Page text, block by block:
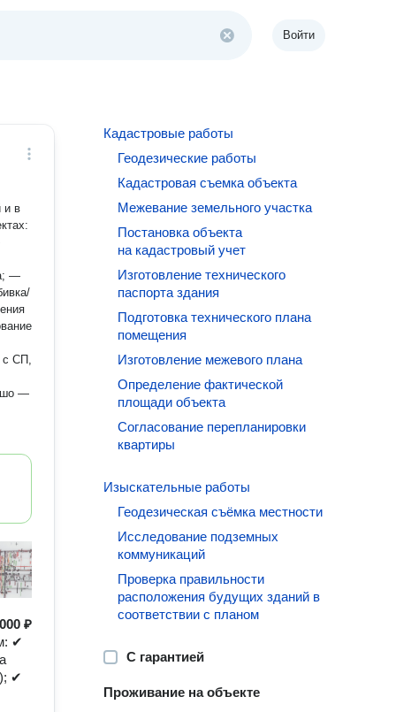
Войти
и в
—
—
₽
✔
✔
Кадастровые работы
Геодезические работы
Кадастровая съемка объекта
Межевание земельного участка
Постановка объекта
на кадастровый учет
Изготовление технического
паспорта здания
Подготовка технического плана
помещения
Изготовление межевого плана
Определение фактической
площади объекта
Согласование перепланировки
квартиры
Изыскательные работы
Геодезическая съёмка местности
Исследование подземных
коммуникаций
Проверка правильности
расположения будущих зданий в
соответствии с планом
С гарантией
Проживание на объекте